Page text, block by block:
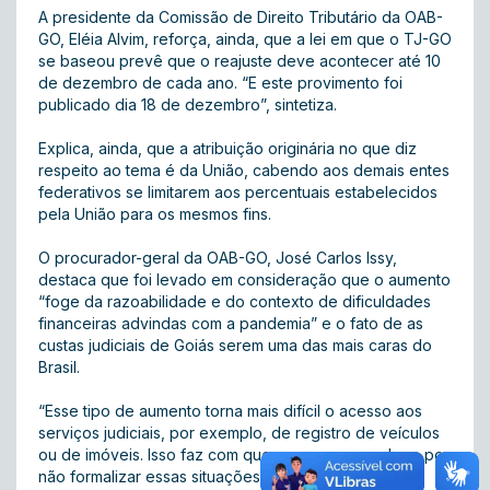
A presidente da Comissão de Direito Tributário da OAB-
GO, Eléia Alvim, reforça, ainda, que a lei em que o TJ-GO
se baseou prevê que o reajuste deve acontecer até 10
de dezembro de cada ano. “E este provimento foi
publicado dia 18 de dezembro”, sintetiza.
Explica, ainda, que a atribuição originária no que diz
respeito ao tema é da União, cabendo aos demais entes
federativos se limitarem aos percentuais estabelecidos
pela União para os mesmos fins.
O procurador-geral da OAB-GO, José Carlos Issy,
destaca que foi levado em consideração que o aumento
“foge da razoabilidade e do contexto de dificuldades
financeiras advindas com a pandemia” e o fato de as
custas judiciais de Goiás serem uma das mais caras do
Brasil.
“Esse tipo de aumento torna mais difícil o acesso aos
serviços judiciais, por exemplo, de registro de veículos
ou de imóveis. Isso faz com que as pessoas acabem por
não formalizar essas situações, gerando mais